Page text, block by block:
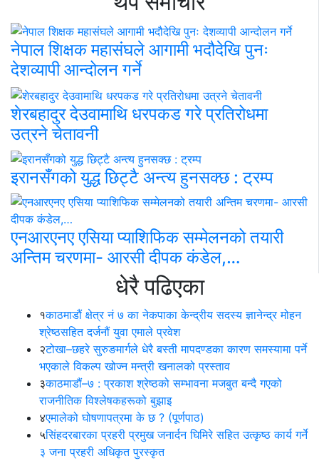
नेपाल शिक्षक महासंघले आगामी भदौदेखि पुनः
देशव्यापी आन्दोलन गर्ने
शेरबहादुर देउवामाथि धरपकड गरे प्रतिरोधमा
उत्रने चेतावनी
इरानसँगको युद्ध छिट्टै अन्त्य हुनसक्छ : ट्रम्प
एनआरएनए एसिया प्याशिफिक सम्मेलनको तयारी
अन्तिम चरणमा- आरसी दीपक कंडेल,…
धेरै पढिएका
१काठमाडौं क्षेत्र नं ७ का नेकपाका केन्द्रीय सदस्य ज्ञानेन्द्र मोहन
श्रेष्ठसहित दर्जनौं युवा एमाले प्रवेश
२टोखा–छहरे सुरुङमार्गले धेरै बस्ती मापदण्डका कारण समस्यामा पर्ने
भएकाले विकल्प खोज्न मन्त्री खनालको प्रस्ताव
३काठमाडौं–७ : प्रकाश श्रेष्ठको सम्भावना मजबुत बन्दै गएको
राजनीतिक विश्लेषकहरूको बुझाइ
४एमालेको घोषणापत्रमा के छ ? (पूर्णपाठ)
५सिंहदरबारका प्रहरी प्रमुख जनार्दन घिमिरे सहित उत्कृष्ठ कार्य गर्ने
३ जना प्रहरी अधिकृत पुरस्कृत